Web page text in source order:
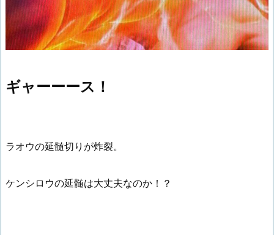
ギャーーース！
ラオウの延髄切りが炸裂。
ケンシロウの延髄は大丈夫なのか！？